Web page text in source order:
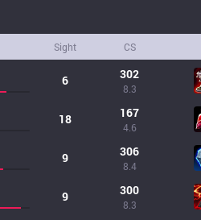
Sight CS
6 302
8.3
18 167
4.6
9 306
8.4
9 300
8.3